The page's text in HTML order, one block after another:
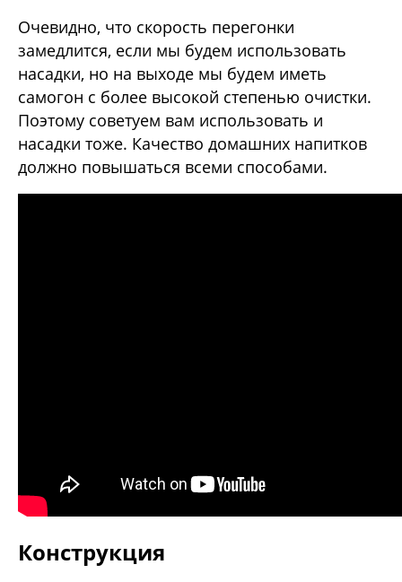
Очевидно, что скорость перегонки
замедлится, если мы будем использовать
насадки, но на выходе мы будем иметь
самогон с более высокой степенью очистки.
Поэтому советуем вам использовать и
насадки тоже. Качество домашних напитков
должно повышаться всеми способами.
Конструкция